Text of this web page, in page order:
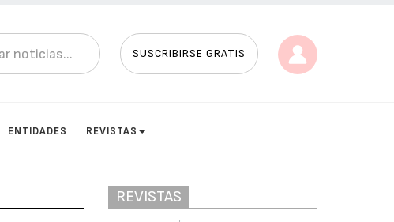
SUSCRIBIRSE GRATIS
ENTIDADES REVISTAS
REVISTAS